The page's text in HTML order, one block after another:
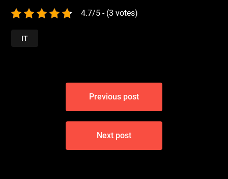
4.7/5 - (3 votes)
IT
Navigace
příspěvek
Previous post
Next post